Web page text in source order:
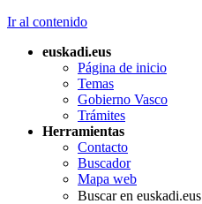
Ir al contenido
euskadi.eus
Página de inicio
Temas
Gobierno Vasco
Trámites
Herramientas
Contacto
Buscador
Mapa web
Buscar en euskadi.eus